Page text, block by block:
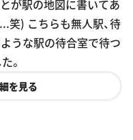
笑) こちらも無人駅、待
うな駅の待合室で待つ
。